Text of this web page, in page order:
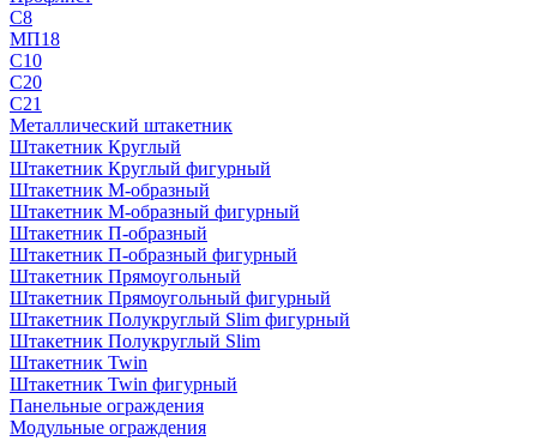
С8
МП18
С10
С20
С21
Металлический штакетник
Штакетник Круглый
Штакетник Круглый фигурный
Штакетник М-образный
Штакетник М-образный фигурный
Штакетник П-образный
Штакетник П-образный фигурный
Штакетник Прямоугольный
Штакетник Прямоугольный фигурный
Штакетник Полукруглый Slim фигурный
Штакетник Полукруглый Slim
Штакетник Twin
Штакетник Twin фигурный
Панельные ограждения
Модульные ограждения